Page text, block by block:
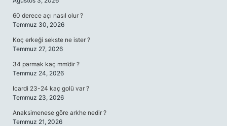
60 derece açı nasıl olur ?
Temmuz 30, 2026
Koç erkeği sekste ne ister ?
Temmuz 27, 2026
34 parmak kaç mm’dir ?
Temmuz 24, 2026
Icardi 23-24 kaç golü var ?
Temmuz 23, 2026
Anaksimenese göre arkhe nedir ?
Temmuz 21, 2026